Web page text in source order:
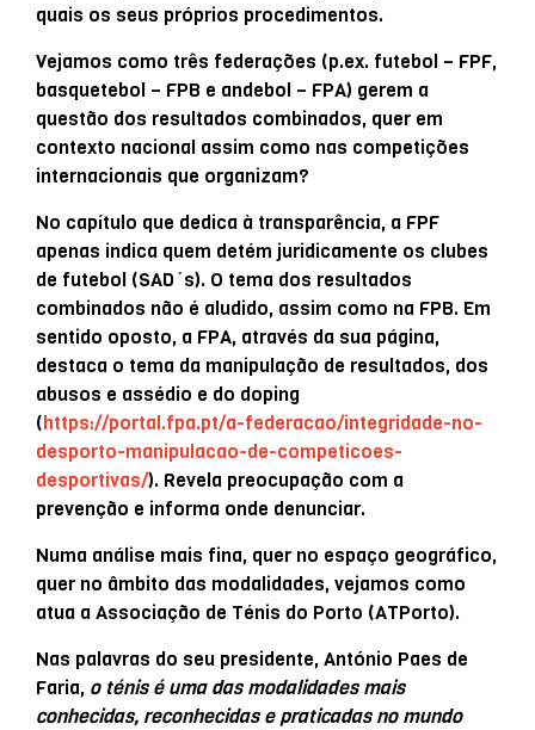
quais os seus próprios procedimentos.
Vejamos como três federações (p.ex. futebol – FPF,
basquetebol – FPB e andebol – FPA) gerem a
questão dos resultados combinados, quer em
contexto nacional assim como nas competições
internacionais que organizam?
No capítulo que dedica à transparência, a FPF
apenas indica quem detém juridicamente os clubes
de futebol (SAD´s). O tema dos resultados
combinados não é aludido, assim como na FPB. Em
sentido oposto, a FPA, através da sua página,
destaca o tema da manipulação de resultados, dos
abusos e assédio e do doping
(https://portal.fpa.pt/a-federacao/integridade-no-
desporto-manipulacao-de-competicoes-
desportivas/). Revela preocupação com a
prevenção e informa onde denunciar.
Numa análise mais fina, quer no espaço geográfico,
quer no âmbito das modalidades, vejamos como
atua a Associação de Ténis do Porto (ATPorto).
Nas palavras do seu presidente, António Paes de
Faria, o ténis é uma das modalidades mais
conhecidas, reconhecidas e praticadas no mundo